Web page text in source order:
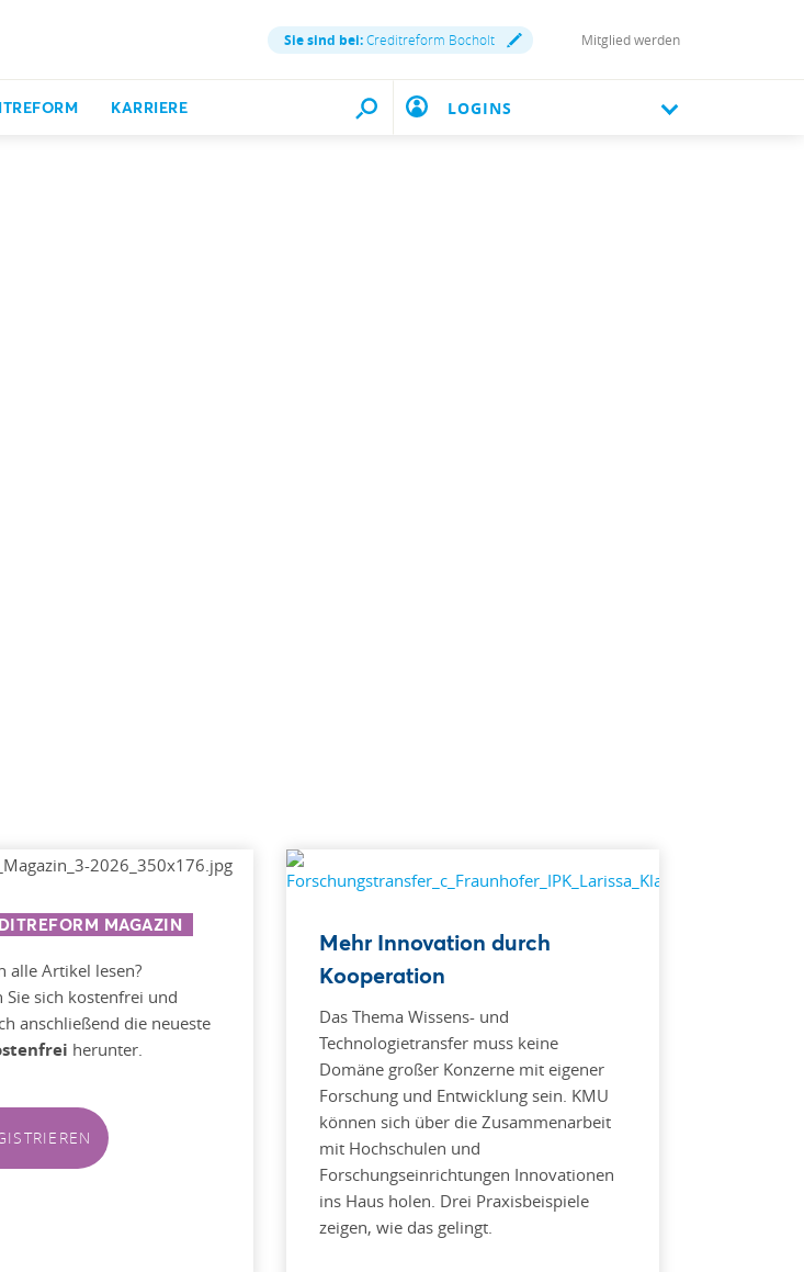
Sie sind bei:Creditreform Bocholt Mitglied werden
KARRIERE LOGINS
MAGAZIN
alle Artikel lesen?
Sie sich kostenfrei und
anschließend die neueste
herunter.
Mehr Innovation durch
Kooperation
Das Thema Wissens- und
Technologietransfer muss keine
Domäne großer Konzerne mit eigener
Forschung und Entwicklung sein. KMU
können sich über die Zusammenarbeit
mit Hochschulen und
Forschungseinrichtungen Innovationen
ins Haus holen. Drei Praxisbeispiele
zeigen, wie das gelingt.